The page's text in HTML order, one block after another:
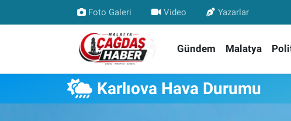
Foto Galeri Video Yazarlar
Gündem Malatya
Karlıova Hava Durumu
Nöbetçi Eczaneler
Hava Durumu
Malatya Namaz Vakitleri